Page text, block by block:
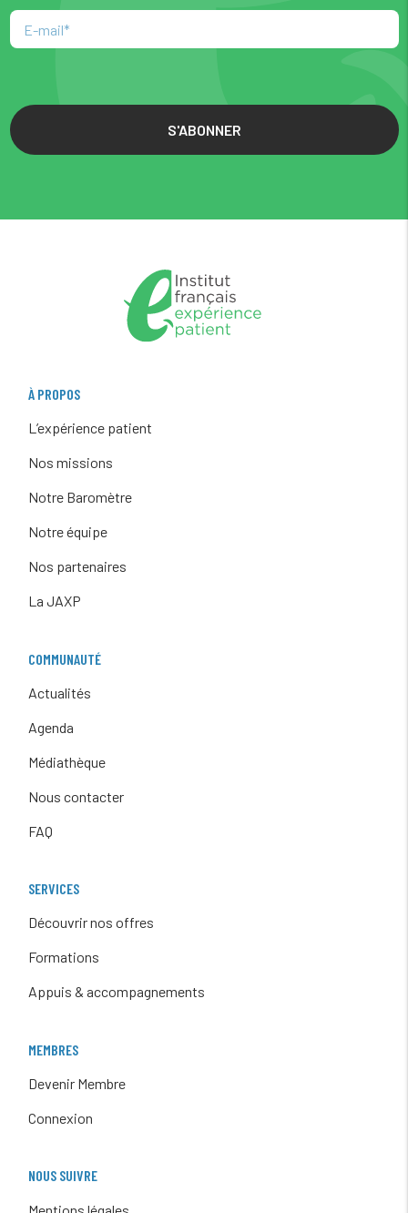
S'ABONNER
À PROPOS
L’expérience patient
Nos missions
Notre Baromètre
Notre équipe
Nos partenaires
La JAXP
COMMUNAUTÉ
Actualités
Agenda
Médiathèque
Nous contacter
FAQ
SERVICES
Découvrir nos offres
Formations
Appuis & accompagnements
MEMBRES
Devenir Membre
Connexion
NOUS SUIVRE
Mentions légales